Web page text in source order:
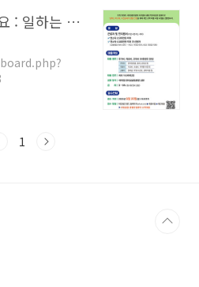
유용한 정보 공유 드려요 : 일하는 사람들을 위한 소액대출 지원사업
1